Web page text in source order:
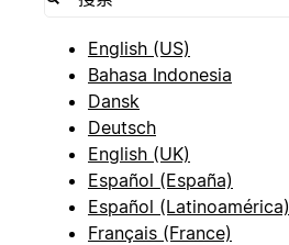
English (US)
Bahasa Indonesia
Dansk
Deutsch
English (UK)
Español (España)
Español (Latinoamérica)
Français (France)